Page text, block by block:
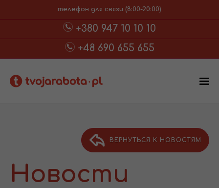
телефон для связи (8:00-20:00)
+380 947 10 10 10
+48 690 655 655
ВЕРНУТЬСЯ К НОВОСТЯМ
Новости